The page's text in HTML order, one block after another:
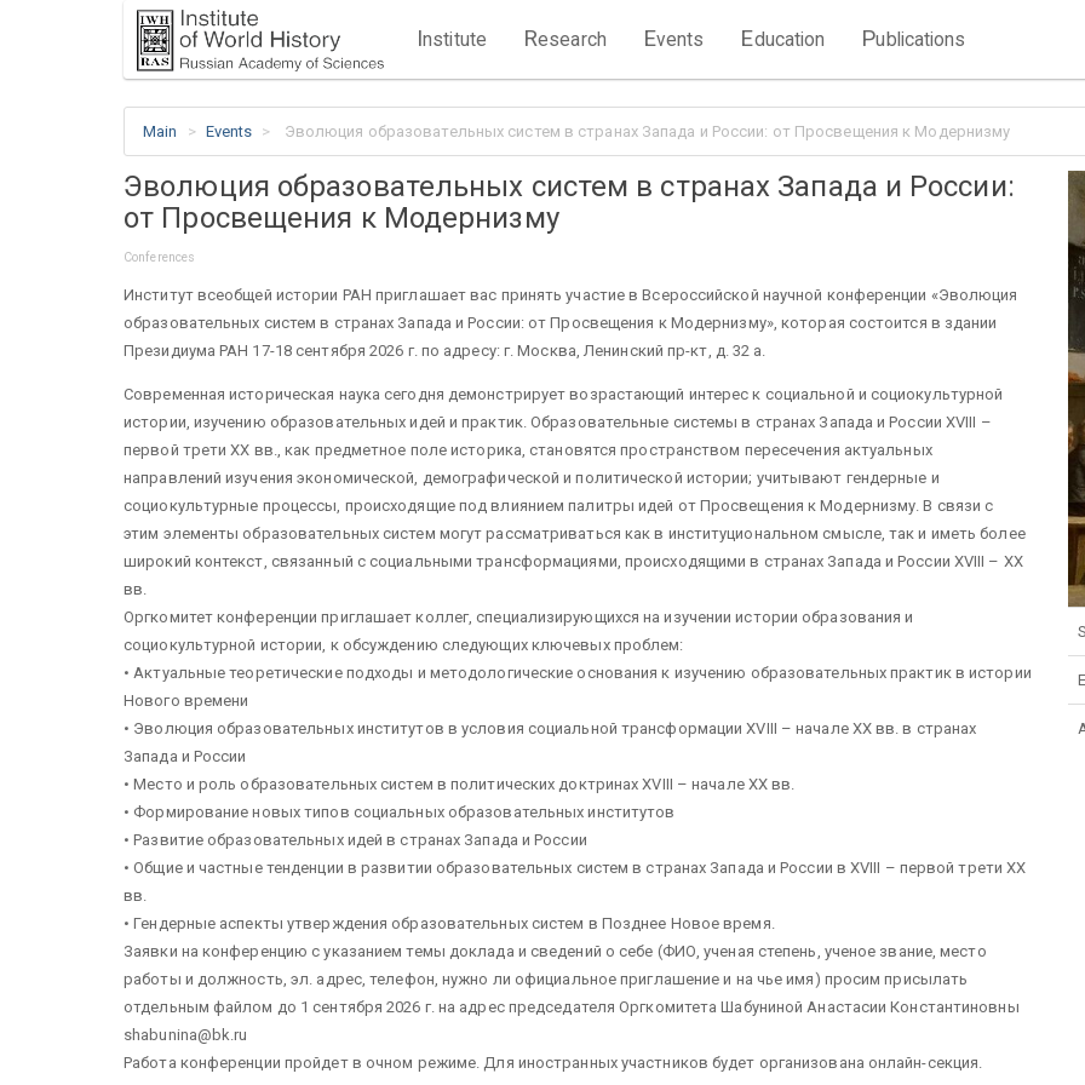
Institute Research Events Education Publications
Main Events Эволюция образовательных систем в странах Запада и России: от Просвещения к Модернизму
Эволюция образовательных систем в странах Запада и России:
от Просвещения к Модернизму
Conferences
Институт всеобщей истории РАН приглашает вас принять участие в Всероссийской научной конференции «Эволюция
образовательных систем в странах Запада и России: от Просвещения к Модернизму», которая состоится в здании
Президиума РАН 17-18 сентября 2026 г. по адресу: г. Москва, Ленинский пр-кт, д. 32 а.
Современная историческая наука сегодня демонстрирует возрастающий интерес к социальной и социокультурной
истории, изучению образовательных идей и практик. Образовательные системы в странах Запада и России XVIII –
первой трети XX вв., как предметное поле историка, становятся пространством пересечения актуальных
направлений изучения экономической, демографической и политической истории; учитывают гендерные и
социокультурные процессы, происходящие под влиянием палитры идей от Просвещения к Модернизму. В связи с
этим элементы образовательных систем могут рассматриваться как в институциональном смысле, так и иметь более
широкий контекст, связанный с социальными трансформациями, происходящими в странах Запада и России XVIII – XX
вв.
Оргкомитет конференции приглашает коллег, специализирующихся на изучении истории образования и
социокультурной истории, к обсуждению следующих ключевых проблем:
• Актуальные теоретические подходы и методологические основания к изучению образовательных практик в истории
Нового времени
• Эволюция образовательных институтов в условия социальной трансформации XVIII – начале XX вв. в странах
Запада и России
• Место и роль образовательных систем в политических доктринах XVIII – начале XX вв.
• Формирование новых типов социальных образовательных институтов
• Развитие образовательных идей в странах Запада и России
• Общие и частные тенденции в развитии образовательных систем в странах Запада и России в XVIII – первой трети XX
вв.
• Гендерные аспекты утверждения образовательных систем в Позднее Новое время.
Заявки на конференцию с указанием темы доклада и сведений о себе (ФИО, ученая степень, ученое звание, место
работы и должность, эл. адрес, телефон, нужно ли официальное приглашение и на чье имя) просим присылать
отдельным файлом до 1 сентября 2026 г. на адрес председателя Оргкомитета Шабуниной Анастасии Константиновны
shabunina@bk.ru
Работа конференции пройдет в очном режиме. Для иностранных участников будет организована онлайн-секция.